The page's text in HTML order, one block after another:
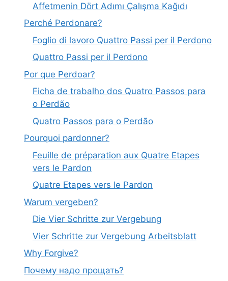
Affetmenin Dört Adımı Çalışma Kağıdı
Perché Perdonare?
Foglio di lavoro Quattro Passi per il Perdono
Quattro Passi per il Perdono
Por que Perdoar?
Ficha de trabalho dos Quatro Passos para
o Perdão
Quatro Passos para o Perdão
Pourquoi pardonner?
Feuille de préparation aux Quatre Etapes
vers le Pardon
Quatre Etapes vers le Pardon
Warum vergeben?
Die Vier Schritte zur Vergebung
Vier Schritte zur Vergebung Arbeitsblatt
Why Forgive?
Почему надо прощать?